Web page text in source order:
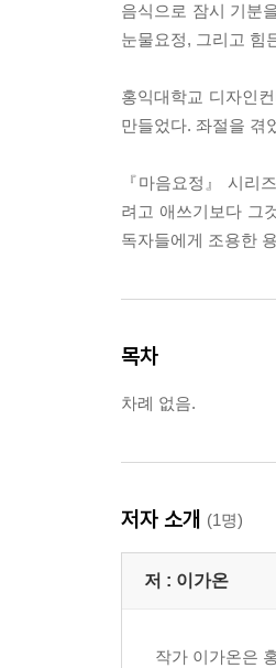
음식으로 잠시 기분
눈물요정, 그리고 힘
홍익대학교 디자인
만들었다. 좌절을 겪
『마음요정』 시리
려고 애쓰기보다 그
독자들에게 조용한
목차
차례 없음.
저자 소개 (1명)
저 : 이가온
작가 이가온은